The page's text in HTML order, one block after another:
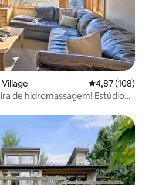
4,87 de uma
4,87 (108)
de hidromassagem! Estúdio